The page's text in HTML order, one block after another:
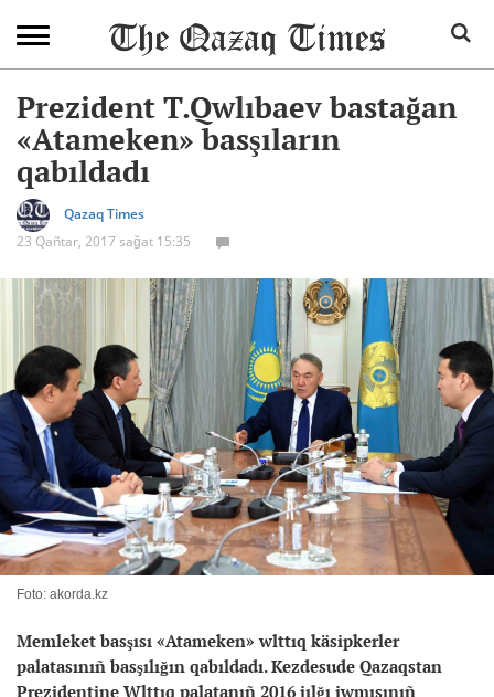
Prezident T.Qwlıbaev bastağan
«Atameken» basşıların
qabıldadı
Qazaq Times
23 Qañtar, 2017 sağat 15:35
Foto: akorda.kz
Memleket basşısı «Atameken» wlttıq käsipkerler
palatasınıñ basşılığın qabıldadı. Kezdesude Qazaqstan
Prezidentine Wlttıq palatanıñ 2016 jılğı jwmısınıñ